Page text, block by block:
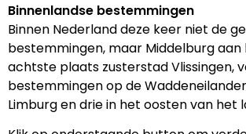
Binnenlandse bestemmingen
Binnen Nederland deze keer niet de
bestemmingen, maar Middelburg aan
achtste plaats zusterstad Vlissingen,
bestemmingen op de
Limburg en drie in het oosten van het